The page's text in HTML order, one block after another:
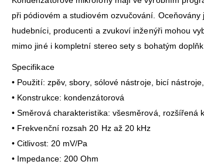
při pódiovém a studiovém ozvučování.
hudebníci, producenti a zvukoví inženýři mohou
mimo jiné i kompletní stereo sety s bohatým
Specifikace
• Použití: zpěv, sbory, sólové nástroje, bicí
• Konstrukce: kondenzátorová
• Směrová charakteristika: všesměrová,
• Frekvenční rozsah 20 Hz až 20 kHz
• Citlivost: 20 mV/Pa
• Impedance: 200 Ohm